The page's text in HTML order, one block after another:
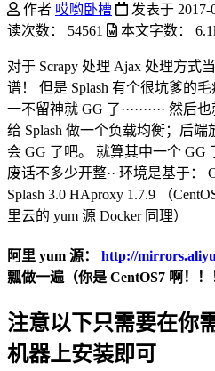
作者 哎哟卧槽 发表于 2017-
读次数：
54561 本文字数：
对于 Scrapy 处理 Ajax 处理方式
谱！ 但是 Splash 有个很坑爹的
一不留神就 GG 了·········· 然
给 Splash 做一个负载均衡；后端
会 GG 了吧。 就算其中一个 GG
废话不多少开整·· 环境是基于：
Splash 3.0 HAproxy 1.7.9 （
里云的 yum 源 Docker 同理）
阿里 yum 源： http://
瓢做一遍（你是 CentOS7 啊！
注意以下只需要在你
机器上安装即可